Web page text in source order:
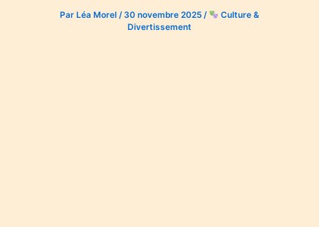
Par Léa Morel/30 novembre 2025/
Culture &
Divertissement